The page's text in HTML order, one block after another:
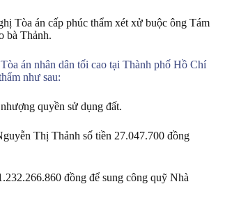
Tòa án cấp phúc thẩm xét xử buộc ông Tám
bà Thảnh.
án nhân dân tối cao tại Thành phố Hồ Chí
như sau:
quyền sử dụng đất.
Thị Thảnh số tiền 27.047.700 đồng
đồng để sung công quỹ Nhà